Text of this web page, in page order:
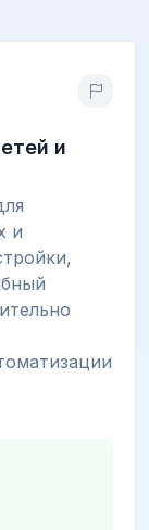
и
и